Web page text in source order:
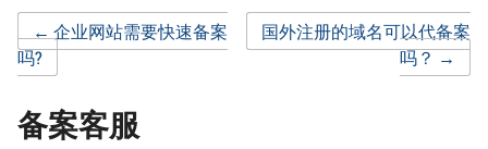
Post
navigation
← 企业网站需要快速备案
吗?
国外注册的域名可以代备案
吗？→
备案客服